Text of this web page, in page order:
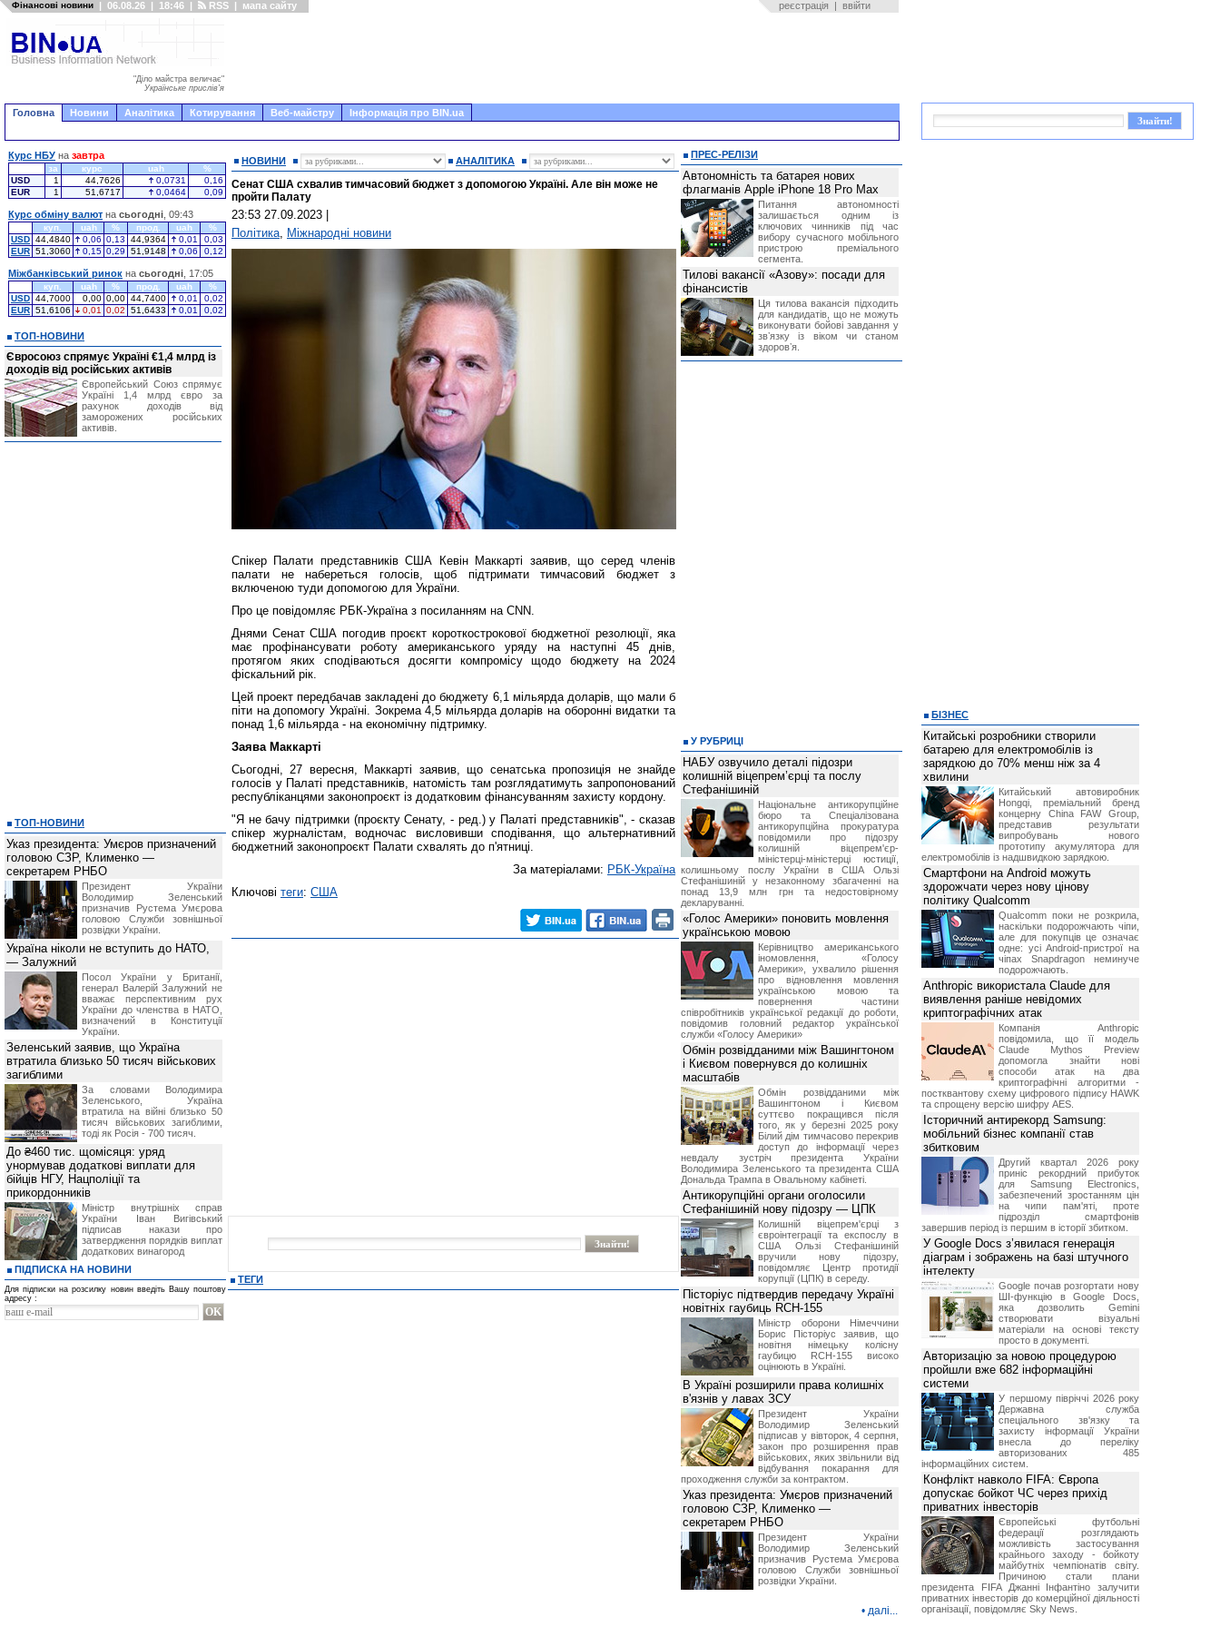
Фінансові новини | 06.08.26 | 18:46 | RSS | мапа сайту реєстрація | ввійти
"Діло майстра величає"
Українське прислів'я
Головна Новини Аналітика Котирування Веб-майстру Інформація про BIN.ua
НОВИНИ АНАЛІТИКА
Сенат США схвалив тимчасовий бюджет з допомогою Україні. Але він може не
пройти Палату
23:53 27.09.2023
Політика, Міжнародні новини
Спікер Палати представників США Кевін Маккарті заявив, що серед членів
палати не набереться голосів, щоб підтримати тимчасовий бюджет з
включеною туди допомогою для України.
Про це повідомляє РБК-Україна з посиланням на CNN.
Днями Сенат США погодив проєкт короткострокової бюджетної резолюції, яка
має профінансувати роботу американського уряду на наступні 45 днів,
протягом яких сподіваються досягти компромісу щодо бюджету на 2024
фіскальний рік.
Цей проект передбачав закладені до бюджету 6,1 мільярда доларів, що мали б
піти на допомогу Україні. Зокрема 4,5 мільярда доларів на оборонні видатки та
понад 1,6 мільярда - на економічну підтримку.
Заява Маккарті
Сьогодні, 27 вересня, Маккарті заявив, що сенатська пропозиція не знайде
голосів у Палаті представників, натомість там розглядатимуть запропонований
республіканцями законопроєкт із додатковим фінансуванням захисту кордону.
"Я не бачу підтримки (проєкту Сенату, - ред.) у Палаті представників", - сказав
спікер журналістам, водночас висловивши сподівання, що альтернативний
бюджетний законопроєкт Палати схвалять до п'ятниці.
За матеріалами: РБК-Україна
Ключові теги: США
ТЕГИ
Курс НБУ на завтра
за курс uah
%
USD
1 44,7626 0,0731
0,16
EUR
1 51,6717 0,0464 0,09
Курс обміну валют на сьогодні , 09:43
куп. uah % прод. uah
%
USD 44,4840 0,06 0,13 44,9364 0,01
0,03
EUR 51,3060 0,15 0,29 51,9148 0,06 0,12
Міжбанківський ринок на сьогодні , 17:05
куп. uah % прод. uah
%
USD 44,7000 0,00 0,00 44,7400 0,01
0,02
EUR 51,6106 0,01 0,02 51,6433 0,01 0,02
ТОП-НОВИНИ
Євросоюз спрямує Україні €1,4 млрд із
доходів від російських активів
Європейський Союз спрямує
Україні 1,4 млрд євро за
рахунок доходів від
заморожених російських
активів.
ТОП-НОВИНИ
Указ президента: Умєров призначений
головою СЗР, Клименко —
секретарем РНБО
Президент України
Володимир Зеленський
призначив Pустема Умєрова
головою Служби зовнішньої
розвідки України.
Україна ніколи не вступить до НАТО,
— Залужний
Посол України у Британії,
генерал Валерій Залужний не
вважає перспективним рух
України до членства в НАТО,
визначений в Конституції
України.
Зеленський заявив, що Україна
втратила близько 50 тисяч військових
загиблими
За словами Володимира
Зеленського, Україна
втратила на війні близько 50
тисяч військових загиблими,
тоді як Росія - 700 тисяч.
До ₴460 тис. щомісяця: уряд
унормував додаткові виплати для
бійців НГУ, Нацполіції та
прикордонників
Міністр внутрішніх справ
України Іван Вигівський
підписав накази про
затвердження порядків виплат
додаткових винагород
ПІДПИСКА НА НОВИНИ
Для підписки на розсилку новин введіть Вашу поштову
адресу :
ПРЕС-РЕЛІЗИ
Автономність та батарея нових
флагманів Apple iPhone 18 Pro Max
Питання автономності
залишається одним із
ключових чинників під час
вибору сучасного мобільного
пристрою преміального
сегмента.
Тилові вакансії «Азову»: посади для
фінансистів
Ця тилова вакансія підходить
для кандидатів, що не можуть
виконувати бойові завдання у
звʼязку із віком чи станом
здоровʼя.
У РУБРИЦІ
НАБУ озвучило деталі підозри
колишній віцепрем’єрці та послу
Стефанішиній
Національне антикорупційне
бюро та Спеціалізована
антикорупційна прокуратура
повідомили про підозру
колишній віцепрем'єр-
міністерці-міністерці юстиції,
колишньому послу України в США Ользі
Стефанішиній у незаконному збагаченні на
понад 13,9 млн грн та недостовірному
декларуванні.
«Голос Америки» поновить мовлення
українською мовою
Керівництво американського
іномовлення, «Голосу
Америки», ухвалило рішення
про відновлення мовлення
українською мовою та
повернення частини
співробітників української редакції до роботи,
повідомив головний редактор української
служби «Голосу Америки»
Обмін розвідданими між Вашингтоном
і Києвом повернувся до колишніх
масштабів
Обмін розвідданими між
Вашингтоном і Києвом
суттєво покращився після
того, як у березні 2025 року
Білий дім тимчасово перекрив
доступ до інформації через
невдалу зустріч президента України
Володимира Зеленського та президента США
Дональда Трампа в Овальному кабінеті.
Антикорупційні органи оголосили
Стефанішиній нову підозру — ЦПК
Колишній віцепрем'єрці з
євроінтеграції та експослу в
США Ользі Стефанішиній
вручили нову підозру,
повідомляє Центр протидії
корупції (ЦПК) в середу.
Пісторіус підтвердив передачу Україні
новітніх гаубиць RCH-155
Міністр оборони Німеччини
Борис Пісторіус заявив, що
новітня німецьку колісну
гаубицю RCH-155 високо
оцінюють в Україні.
В Україні розширили права колишніх
в'язнів у лавах ЗСУ
Президент України
Володимир Зеленський
підписав у вівторок, 4 серпня,
закон про розширення прав
військових, яких звільнили від
відбування покарання для
проходження служби за контрактом.
Указ президента: Умєров призначений
головою СЗР, Клименко —
секретарем РНБО
Президент України
Володимир Зеленський
призначив Pустема Умєрова
головою Служби зовнішньої
розвідки України.
• далі...
БІЗНЕС
Китайські розробники створили
батарею для електромобілів із
зарядкою до 70% менш ніж за 4
хвилини
Китайський автовиробник
Hongqi, преміальний бренд
концерну China FAW Group,
представив результати
випробувань нового
прототипу акумулятора для
електромобілів із надшвидкою зарядкою.
Смартфони на Android можуть
здорожчати через нову цінову
політику Qualcomm
Qualcomm поки не розкрила,
наскільки подорожчають чіпи,
але для покупців це означає
одне: усі Android-пристрої на
чіпах Snapdragon неминуче
подорожчають.
Anthropic використала Claude для
виявлення раніше невідомих
криптографічних атак
Компанія Anthropic
повідомила, що її модель
Claude Mythos Preview
допомогла знайти нові
способи атак на два
криптографічні алгоритми -
постквантову схему цифрового підпису HAWK
та спрощену версію шифру AES.
Історичний антирекорд Samsung:
мобільний бізнес компанії став
збитковим
Другий квартал 2026 року
приніс рекордний прибуток
для Samsung Electronics,
забезпечений зростанням цін
на чипи пам'яті, проте
підрозділ смартфонів
завершив період із першим в історії збитком.
У Google Docs з’явилася генерація
діаграм і зображень на базі штучного
інтелекту
Google почав розгортати нову
ШІ-функцію в Google Docs,
яка дозволить Gemini
створювати візуальні
матеріали на основі тексту
просто в документі.
Авторизацію за новою процедурою
пройшли вже 682 інформаційні
системи
У першому півріччі 2026 року
Державна служба
спеціального зв'язку та
захисту інформації України
внесла до переліку
авторизованих 485
інформаційних систем.
Конфлікт навколо FIFA: Європа
допускає бойкот ЧС через прихід
приватних інвесторів
Європейські футбольні
федерації розглядають
можливість застосування
крайнього заходу - бойкоту
майбутніх чемпіонатів світу.
Причиною стали плани
президента FIFA Джанні Інфантіно залучити
приватних інвесторів до комерційної діяльності
організації, повідомляє Sky News.